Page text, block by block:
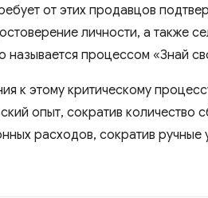
от этих продавцов
личности, а также
процессом «Знай
к этому критическому
опыт, сократив количество
расходов, сократив ручные